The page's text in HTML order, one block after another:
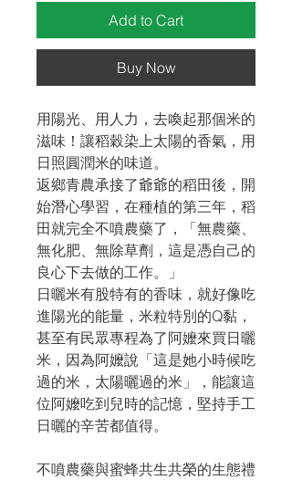
Add to Cart
Buy Now
用陽光、用人力，去喚起那個米的
滋味！讓稻穀染上太陽的香氣，用
日照圓潤米的味道。
返鄉青農承接了爺爺的稻田後，開
始潛心學習，在種植的第三年，稻
田就完全不噴農藥了，「無農藥、
無化肥、無除草劑，這是憑自己的
良心下去做的工作。」
日曬米有股特有的香味，就好像吃
進陽光的能量，米粒特別的Q黏，
甚至有民眾專程為了阿嬤來買日曬
米，因為阿嬤說「這是她小時候吃
過的米，太陽曬過的米」，能讓這
位阿嬤吃到兒時的記憶，堅持手工
日曬的辛苦都值得。
不噴農藥與蜜蜂共生共榮的生態禮